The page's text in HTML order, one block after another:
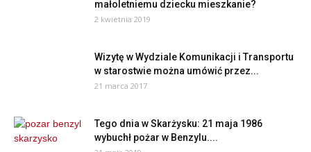
małoletniemu dziecku mieszkanie?
2 kwietnia 2019
Wizytę w Wydziale Komunikacji i Transportu
w starostwie można umówić przez...
21 marca 2017
Tego dnia w Skarżysku: 21 maja 1986
wybuchł pożar w Benzylu....